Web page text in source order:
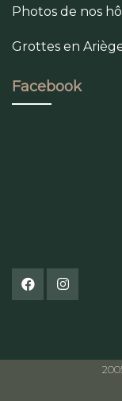
Photos de nos
Grottes en
Facebook